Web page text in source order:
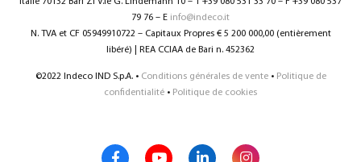
79 76 – E info@indeco.it
N. TVA et CF 05949910722 – Capitaux Propres € 5 200 000,00 (entièrement
libéré) | REA CCIAA de Bari n. 452362
©2022 Indeco IND S.p.A. • Conditions générales de vente• Politique de
confidentialité • Politique de cookies